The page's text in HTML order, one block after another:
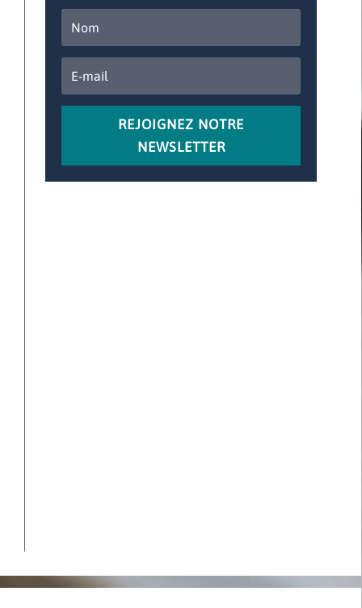
REJOIGNEZ NOTRE
NEWSLETTER